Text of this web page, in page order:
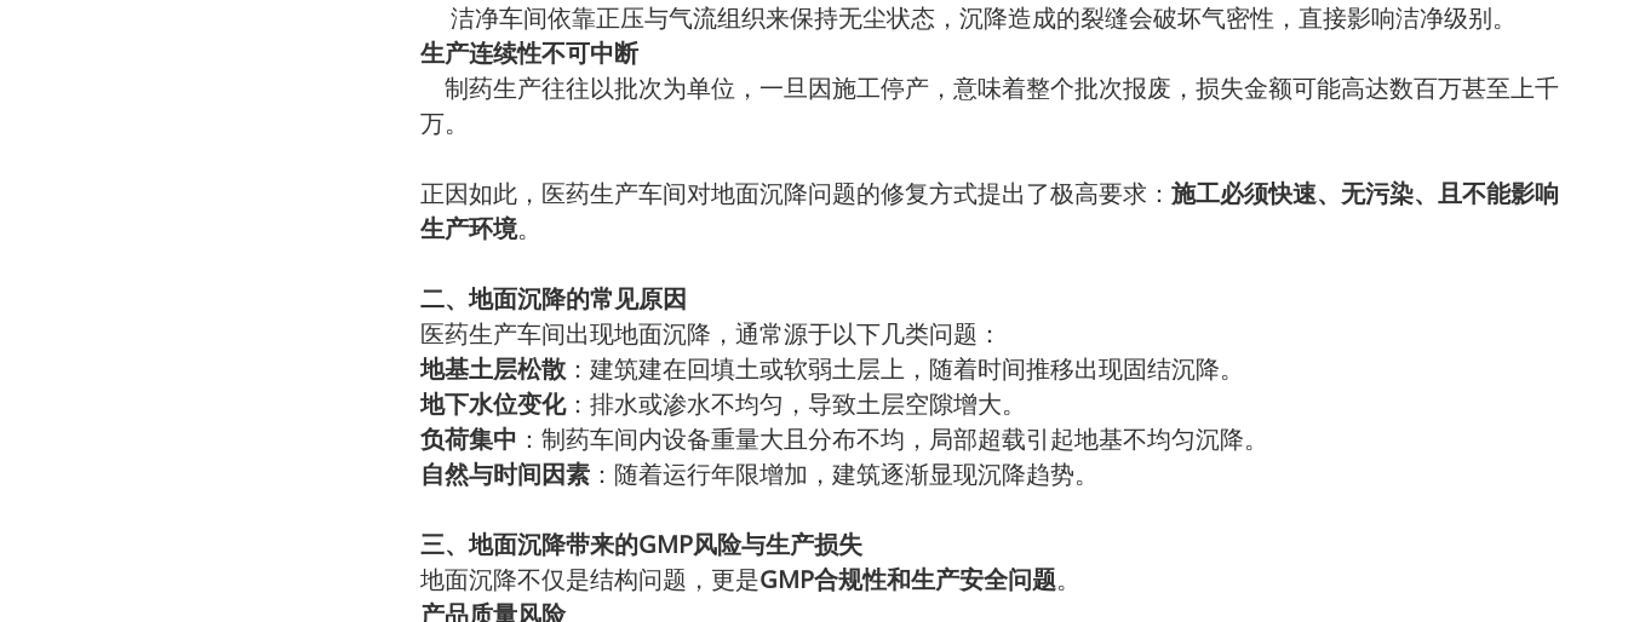
洁净车间依靠正压与气流组织来保持无尘状态，沉降造成的裂缝会破坏气密性，直接影响洁净级别。
生产连续性不可中断
制药生产往往以批次为单位，一旦因施工停产，意味着整个批次报废，损失金额可能高达数百万甚至上千
万。
正因如此，医药生产车间对地面沉降问题的修复方式提出了极高要求： 施工必须快速、无污染、且不能影响
生产环境。
二、地面沉降的常见原因
医药生产车间出现地面沉降，通常源于以下几类问题：
地基土层松散 ：建筑建在回填土或软弱土层上，随着时间推移出现固结沉降。
地下水位变化：排水或渗水不均匀，导致土层空隙增大。
负荷集中 ：制药车间内设备重量大且分布不均，局部超载引起地基不均匀沉降。
自然与时间因素 ：随着运行年限增加，建筑逐渐显现沉降趋势。
三、地面沉降带来的GMP风险与生产损失
地面沉降不仅是结构问题，更是GMP合规性和生产安全问题。
产品质量风险